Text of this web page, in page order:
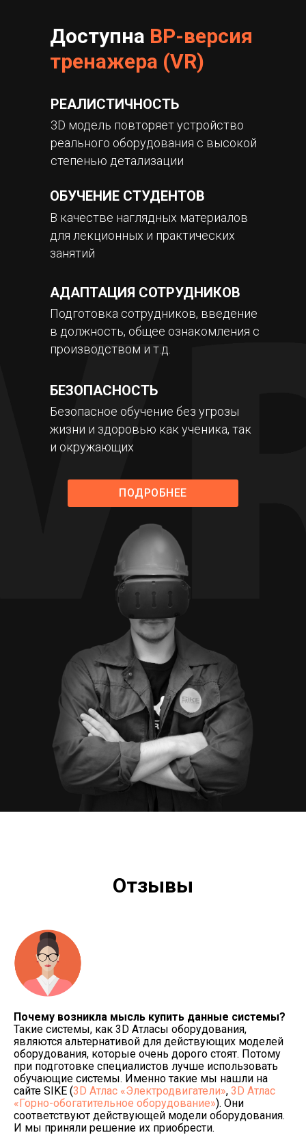
В качестве наглядных материалов
для лекционных и практических
занятий
ОБУЧЕНИЕ СТУДЕНТОВ
Безопасное обучение без угрозы
жизни и здоровью как ученика, так
и окружающих
БЕЗОПАСНОСТЬ
3D модель повторяет устройство
реального оборудования с высокой
степенью детализации
РЕАЛИСТИЧНОСТЬ
Подготовка сотрудников, введение
в должность, общее ознакомления с
производством и т.д.
АДАПТАЦИЯ СОТРУДНИКОВ
Доступна ВР-версия
тренажера (VR)
ПОДРОБНЕЕ
Отзывы
Почему возникла мысль купить данные системы?
Такие системы, как 3D Атласы оборудования,
являются альтернативой для действующих моделей
оборудования, которые очень дорого стоят. Потому
при подготовке специалистов лучше использовать
обучающие системы. Именно такие мы нашли на
сайте SIKE (3D Атлас «Электродвигатели», 3D Атлас
«Горно-обогатительное оборудование»). Они
соответствуют действующей модели оборудования.
И мы приняли решение их приобрести.